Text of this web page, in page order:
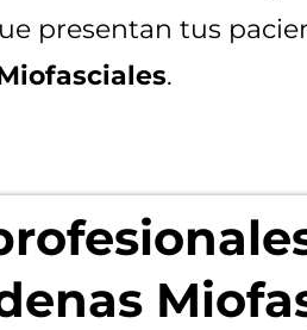
presentan tus
.